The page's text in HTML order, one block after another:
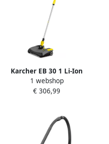
Karcher EB 30 1 Li-Ion
Stofzuiger 1.545-126.0
1 webshop
€ 306,99